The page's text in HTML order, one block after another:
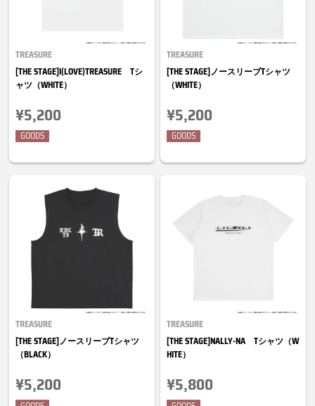
TREASURE
[THE STAGE]I(LOVE)TREASURE Tシ
ャツ（WHITE）
¥5,200
GOODS
TREASURE
[THE STAGE]ノースリーブTシャツ
（WHITE）
¥5,200
GOODS
TREASURE
[THE STAGE]ノースリーブTシャツ
（BLACK）
¥5,200
TREASURE
[THE STAGE]NALLY-NA Tシャツ（W
HITE）
¥5,800